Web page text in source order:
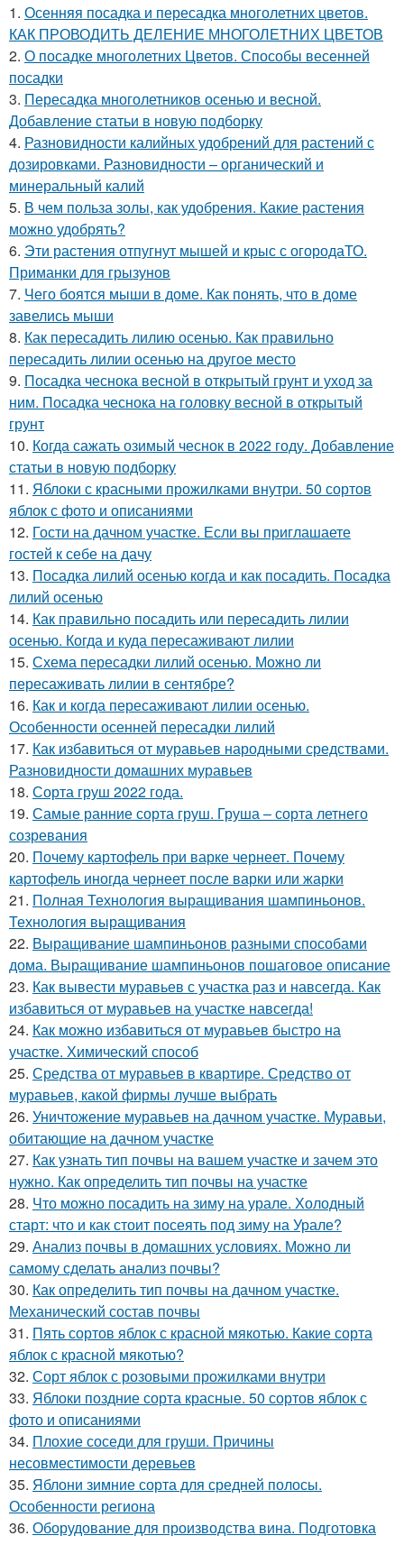
1. Осенняя посадка и пересадка многолетних цветов.
КАК ПРОВОДИТЬ ДЕЛЕНИЕ МНОГОЛЕТНИХ ЦВЕТОВ
2. О посадке многолетних Цветов. Способы весенней
посадки
3. Пересадка многолетников осенью и весной.
Добавление статьи в новую подборку
4. Разновидности калийных удобрений для растений с
дозировками. Разновидности – органический и
минеральный калий
5. В чем польза золы, как удобрения. Какие растения
можно удобрять?
6. Эти растения отпугнут мышей и крыс с огородаТО.
Приманки для грызунов
7. Чего боятся мыши в доме. Как понять, что в доме
завелись мыши
8. Как пересадить лилию осенью. Как правильно
пересадить лилии осенью на другое место
9. Посадка чеснока весной в открытый грунт и уход за
ним. Посадка чеснока на головку весной в открытый
грунт
10. Когда сажать озимый чеснок в 2022 году. Добавление
статьи в новую подборку
11. Яблоки с красными прожилками внутри. 50 сортов
яблок с фото и описаниями
12. Гости на дачном участке. Если вы приглашаете
гостей к себе на дачу
13. Посадка лилий осенью когда и как посадить. Посадка
лилий осенью
14. Как правильно посадить или пересадить лилии
осенью. Когда и куда пересаживают лилии
15. Схема пересадки лилий осенью. Можно ли
пересаживать лилии в сентябре?
16. Как и когда пересаживают лилии осенью.
Особенности осенней пересадки лилий
17. Как избавиться от муравьев народными средствами.
Разновидности домашних муравьев
18. Сорта груш 2022 года.
19. Самые ранние сорта груш. Груша – сорта летнего
созревания
20. Почему картофель при варке чернеет. Почему
картофель иногда чернеет после варки или жарки
21. Полная Технология выращивания шампиньонов.
Технология выращивания
22. Выращивание шампиньонов разными способами
дома. Выращивание шампиньонов пошаговое описание
23. Как вывести муравьев с участка раз и навсегда. Как
избавиться от муравьев на участке навсегда!
24. Как можно избавиться от муравьев быстро на
участке. Химический способ
25. Средства от муравьев в квартире. Средство от
муравьев, какой фирмы лучше выбрать
26. Уничтожение муравьев на дачном участке. Муравьи,
обитающие на дачном участке
27. Как узнать тип почвы на вашем участке и зачем это
нужно. Как определить тип почвы на участке
28. Что можно посадить на зиму на урале. Холодный
старт: что и как стоит посеять под зиму на Урале?
29. Анализ почвы в домашних условиях. Можно ли
самому сделать анализ почвы?
30. Как определить тип почвы на дачном участке.
Механический состав почвы
31. Пять сортов яблок с красной мякотью. Какие сорта
яблок с красной мякотью?
32. Сорт яблок с розовыми прожилками внутри
33. Яблоки поздние сорта красные. 50 сортов яблок с
фото и описаниями
34. Плохие соседи для груши. Причины
несовместимости деревьев
35. Яблони зимние сорта для средней полосы.
Особенности региона
36. Оборудование для производства вина. Подготовка